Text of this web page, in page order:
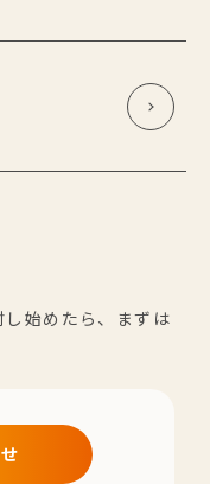
始めたら、まずは